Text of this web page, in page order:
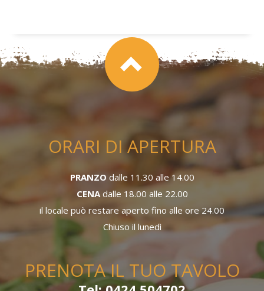
ORARI DI APERTURA
PRANZO dalle 11.30 alle 14.00
CENAdalle 18.00 alle 22.00
il locale può restare aperto fino alle ore 24.00
Chiuso il lunedì
PRENOTA IL TUO TAVOLO